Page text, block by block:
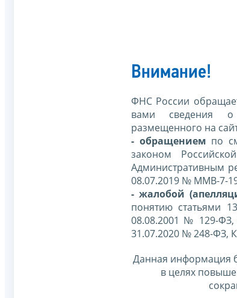
Внимание!
ФНС России
вами сведения о
размещенного на
- обращением по
законом
Административным
08.07.2019 № ММВ-7-
- жалобой
понятию статьями
08.08.2001 № 129-
31.07.2020 № 248-ФЗ,
Данная информация
в целях